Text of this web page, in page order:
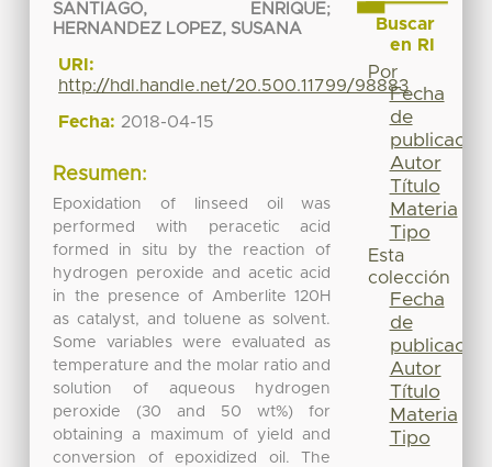
SANTIAGO, ENRIQUE;
HERNANDEZ LOPEZ, SUSANA
URI:
http://hdl.handle.net/20.500.11799/98883
Fecha: 2018-04-15
Resumen:
Epoxidation of linseed oil was
performed with peracetic acid
formed in situ by the reaction of
hydrogen peroxide and acetic acid
in the presence of Amberlite 120H
as catalyst, and toluene as solvent.
Some variables were evaluated as
temperature and the molar ratio and
solution of aqueous hydrogen
peroxide (30 and 50 wt%) for
obtaining a maximum of yield and
conversion of epoxidized oil. The
Buscar
en RI
Por
Fecha
de
publicación
Autor
Título
Materia
Tipo
Esta
colección
Fecha
de
publicación
Autor
Título
Materia
Tipo